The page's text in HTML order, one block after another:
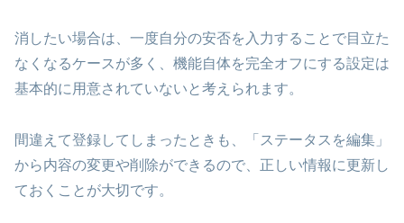
消したい場合は、一度自分の安否を入力することで目立た
なくなるケースが多く、機能自体を完全オフにする設定は
基本的に用意されていないと考えられます。
間違えて登録してしまったときも、「ステータスを編集」
から内容の変更や削除ができるので、正しい情報に更新し
ておくことが大切です。